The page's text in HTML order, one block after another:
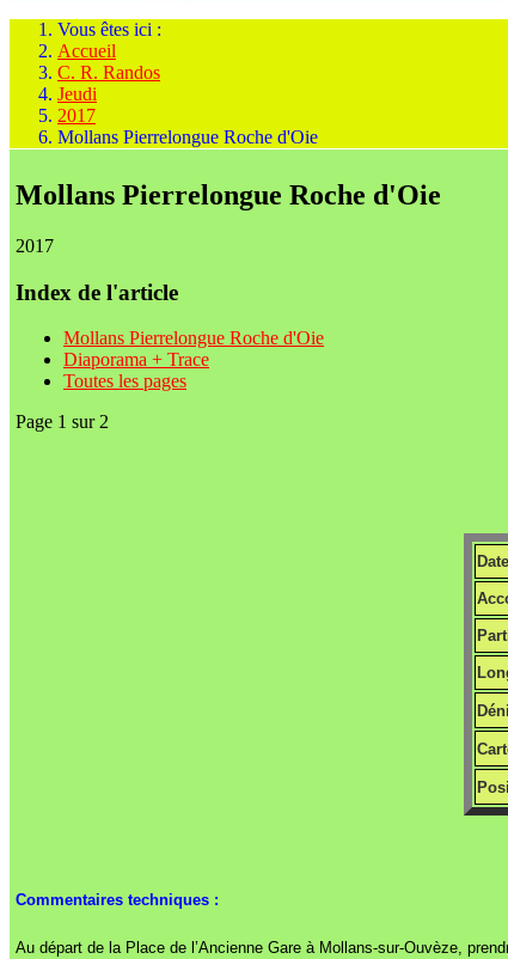
Vous êtes ici :
Accueil
C. R. Randos
Jeudi
2017
Mollans Pierrelongue Roche d'Oie
Mollans Pierrelongue Roche d'Oie
2017
Index de l'article
Mollans Pierrelongue Roche d'Oie
Diaporama + Trace
Toutes les pages
Page 1 sur 2
Commentaires techniques :
Au départ de la Place de l’Ancienne Gare à Mollans-sur-Ouvèze,